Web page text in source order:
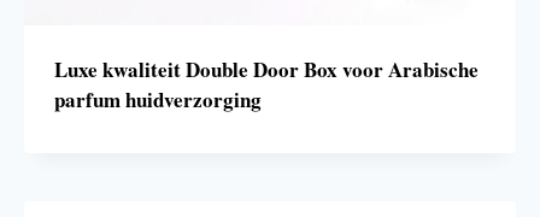
Luxe kwaliteit Double Door Box voor Arabische
parfum huidverzorging